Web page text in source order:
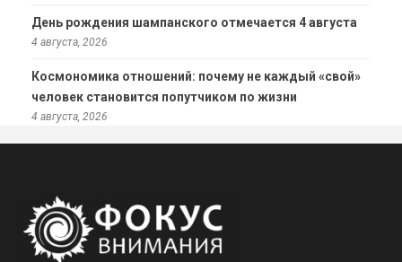
День рождения шампанского отмечается 4 августа
4 августа, 2026
Космономика отношений: почему не каждый «свой»
человек становится попутчиком по жизни
4 августа, 2026